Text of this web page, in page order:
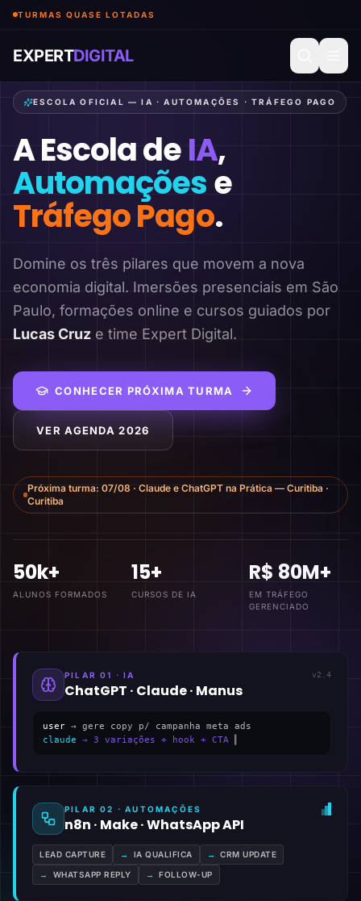
TURMAS QUASE LOTADAS
EXPERTDIGITAL
ESCOLA OFICIAL — IA · AUTOMAÇÕES · TRÁFEGO PAGO
A Escola deIA,
Automaçõese
Tráfego Pago.
Domine os três pilares que movem a nova
economia digital. Imersões presenciais em São
Paulo, formações online e cursos guiados por
Lucas Cruz e time Expert Digital.
CONHECER PRÓXIMA TURMA
VER AGENDA 2026
Próxima turma:07/08 ·Claude e ChatGPT na Prática — Curitiba ·
Curitiba
50k+
ALUNOS FORMADOS
15+
CURSOS DE IA
R$ 80M+
EM TRÁFEGO
GERENCIADO
PILAR 01 · IA
ChatGPT · Claude · Manus
v2.4
user → gere copy p/ campanha meta ads
claude → 3 variações + hook + CTA
PILAR 02 · AUTOMAÇÕES
n8n · Make · WhatsApp API
LEAD CAPTURE → IA QUALIFICA → CRM UPDATE
→ WHATSAPP REPLY → FOLLOW-UP